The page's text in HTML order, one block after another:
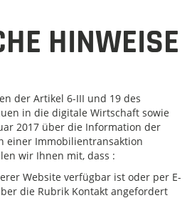
HINWEISE
der Artikel 6-III und 19 des
in die digitale Wirtschaft sowie
2017 über die Information der
einer Immobilientransaktion
wir Ihnen mit, dass :
Website verfügbar ist oder per E-
die Rubrik Kontakt angefordert